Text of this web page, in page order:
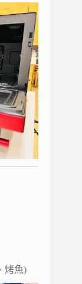
烤魚)